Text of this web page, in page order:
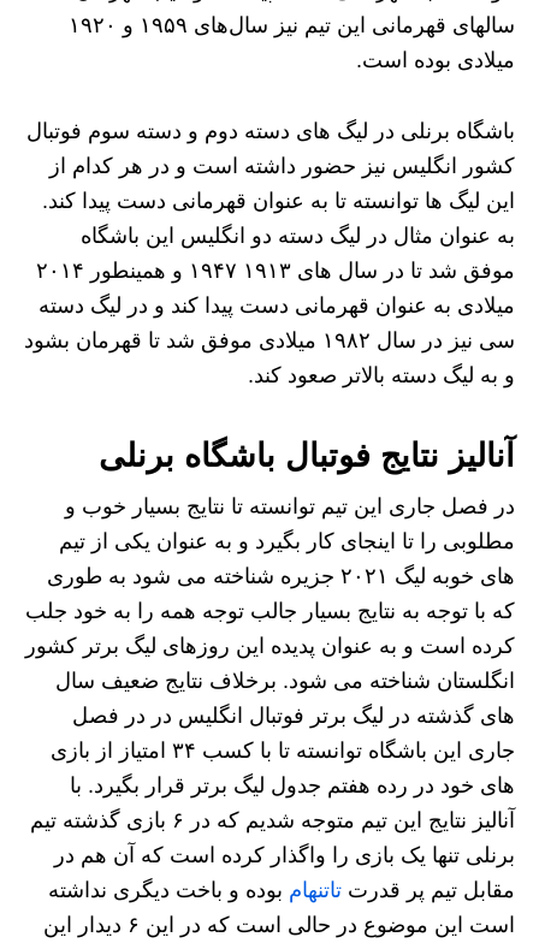
سالهای قهرمانی این تیم نیز سال‌های ۱۹۵۹ و ۱۹۲۰
میلادی بوده است.
باشگاه برنلی در لیگ های دسته دوم و دسته سوم فوتبال
کشور انگلیس نیز حضور داشته است و در هر کدام از
این لیگ ها توانسته تا به عنوان قهرمانی دست پیدا کند.
به عنوان مثال در لیگ دسته دو انگلیس این باشگاه
موفق شد تا در سال های ۱۹۱۳ ۱۹۴۷ و همینطور ۲۰۱۴
میلادی به عنوان قهرمانی دست پیدا کند و در لیگ دسته
سی نیز در سال ۱۹۸۲ میلادی موفق شد تا قهرمان بشود
و به لیگ دسته بالاتر صعود کند.
آنالیز نتایج فوتبال باشگاه برنلی
در فصل جاری این تیم توانسته تا نتایج بسیار خوب و
مطلوبی را تا اینجای کار بگیرد و به عنوان یکی از تیم
های خوبه لیگ ۲۰۲۱ جزیره شناخته می شود به طوری
که با توجه به نتایج بسیار جالب توجه همه را به خود جلب
کرده است و به عنوان پدیده این روزهای لیگ برتر کشور
انگلستان شناخته می شود. برخلاف نتایج ضعیف سال
های گذشته در لیگ برتر فوتبال انگلیس در در فصل
جاری این باشگاه توانسته تا با کسب ۳۴ امتیاز از بازی
های خود در رده هفتم جدول لیگ برتر قرار بگیرد. با
آنالیز نتایج این تیم متوجه شدیم که در ۶ بازی گذشته تیم
برنلی تنها یک بازی را واگذار کرده است که آن هم در
مقابل تیم پر قدرت تاتنهام بوده و باخت دیگری نداشته
است این موضوع در حالی است که در این ۶ دیدار این